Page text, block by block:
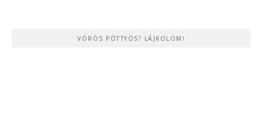
VÖRÖS PÖTTYÖS? LÁJKOLOM!